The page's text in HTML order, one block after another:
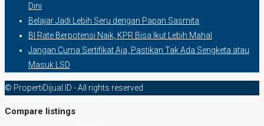
Dini
Belajar Jadi Lebih Seru dengan Papan Sasmita
BI Rate Berpotensi Naik, KPR Bisa Ikut Lebih Mahal
Jangan Cuma Sertifikat Aja, Pastikan Tak Ada Sengketa atau
Masuk LSD
© PropertiDijual.ID - All rights reserved
Compare listings